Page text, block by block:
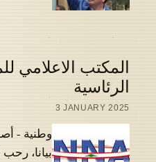
المكتب الاعلامي
الرئاسية
3 JANUARY 2025
وطنية -
بيانا، رحب